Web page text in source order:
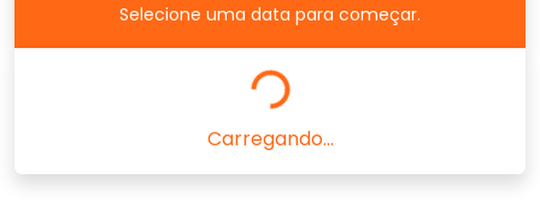
Selecione uma data para começar.
Carregando...